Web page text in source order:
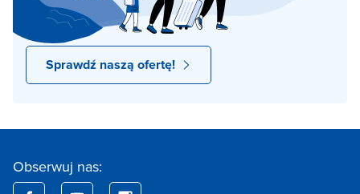
Sprawdź naszą ofertę!
Obserwuj nas: